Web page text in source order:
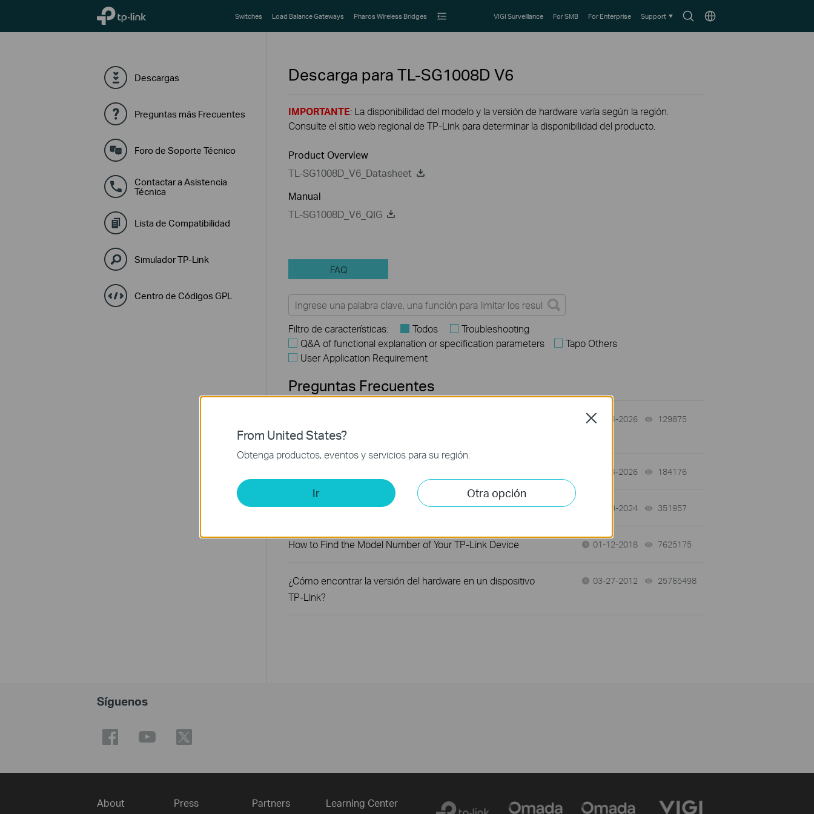
TP-Link, Reliably Smart
SearchChoose
Switches Load Balance Gateways Pharos Wireless Bridges VIGI Surveillance For SMB For Enterprise Support
Descargas
Preguntas más Frecuentes
Foro de Soporte Técnico
Contactar a Asistencia
Técnica
Lista de Compatibilidad
Simulador TP-Link
Centro de Códigos GPL
Descarga para TL-SG1008D V6
IMPORTANTE: La disponibilidad del modelo y la versión de hardware varía según la región.
Consulte el sitio web regional de TP-Link para determinar la disponibilidad del producto.
Product Overview
TL-SG1008D_V6_Datasheet
Manual
TL-SG1008D_V6_QIG
FAQ
Filtro de características: Todos
Troubleshooting
Q&A of functional explanation or specification parameters
Tapo Others
User Application Requirement
Preguntas Frecuentes
Switch
06-24-2026 129875
06-24-2026 184176
Frequently asked questions about Unmanaged Switch 07-23-2024 351957
How to Find the Model Number of Your TP-Link Device 01-12-2018 7625175
¿Cómo encontrar la versión del hardware en un dispositivo
TP-Link?
03-27-2012 25765498
Síguenos
About Press Partners Learning Center
From United States?
Obtenga productos, eventos y servicios para su región.
Ir Otra opción
Close